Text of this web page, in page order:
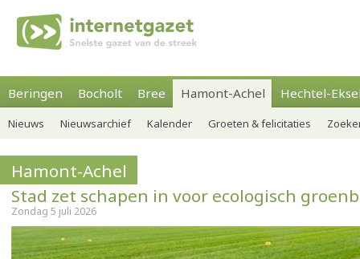
Beringen Bocholt Bree Hamont-Achel Hechtel-
Nieuws Nieuwsarchief Kalender Groeten & felicitaties
Hamont-Achel
Stad zet schapen in voor ecologisch
Zondag 5 juli 2026